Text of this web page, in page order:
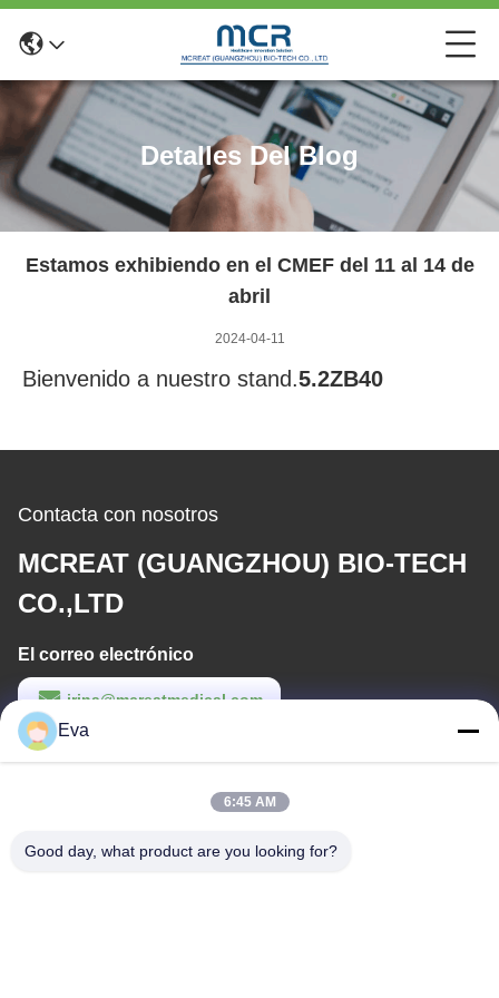
Detalles Del Blog
Estamos exhibiendo en el CMEF del 11 al 14 de
abril
2024-04-11
Bienvenido a nuestro stand.5.2ZB40
Contacta con nosotros
MCREAT (GUANGZHOU) BIO-TECH
CO.,LTD
El correo electrónico
irina@mcreatmedical.com
Tiempo de trabajo
Eva
6:45 AM
Good day, what product are you looking for?